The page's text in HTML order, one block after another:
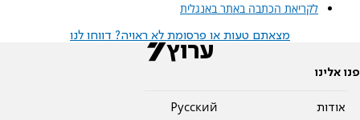
לקריאת הכתבה באתר באנגלית
מצאתם טעות או פרסומת לא ראויה? דווחו לנו
פנו אלינו
אודות
Pусский